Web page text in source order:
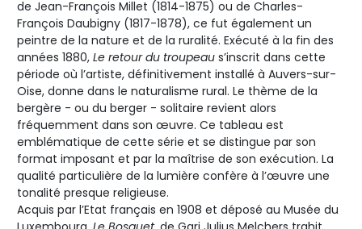
de Jean-François Millet (1814-1875) ou de Charles-
François Daubigny (1817-1878), ce fut également un
peintre de la nature et de la ruralité. Exécuté à la fin des
années 1880, Le retour du troupeau s’inscrit dans cette
période où l’artiste, définitivement installé à Auvers-sur-
Oise, donne dans le naturalisme rural. Le thème de la
bergère - ou du berger - solitaire revient alors
fréquemment dans son œuvre. Ce tableau est
emblématique de cette série et se distingue par son
format imposant et par la maîtrise de son exécution. La
qualité particulière de la lumière confère à l’œuvre une
tonalité presque religieuse.
Acquis par l’Etat français en 1908 et déposé au Musée du